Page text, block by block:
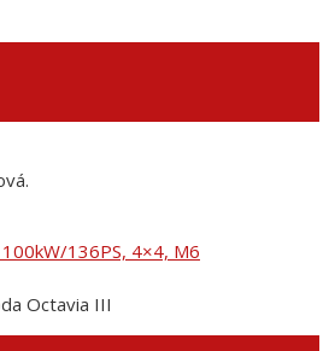
136PS, 4×4, M6